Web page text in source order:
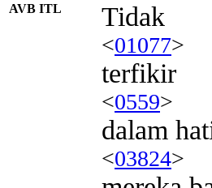
AVB ITL Tidak
<01077>
terfikir
<0559>
dalam
<03824>